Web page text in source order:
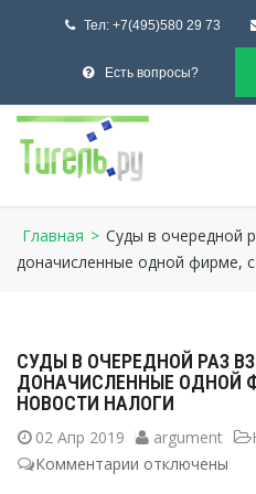
Тел: +7(495)580 29 73
Есть вопросы?
Главная > Суды в очередной
доначисленные одной фирме,
СУДЫ В ОЧЕРЕДНОЙ РАЗ
ДОНАЧИСЛЕННЫЕ ОДНОЙ
НОВОСТИ НАЛОГИ
02 Апр 2019 argument
Комментарии котключены